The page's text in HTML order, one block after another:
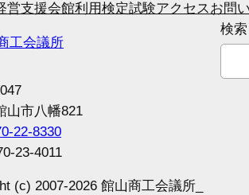
営支援会館利用検定試験アクセスお問
工会議所
山市八幡821
22-8330
23-4011
(c) 2007-2026 館山商工会議所_
検索